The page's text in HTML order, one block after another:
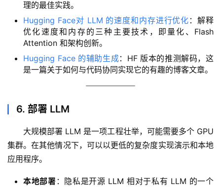
理的最佳实践。
Hugging Face对 LLM 的速度和内存进行优化 ：解释
优化速度和内存的三种主要技术，即量化、Flash
Attention 和架构创新。
Hugging Face 的辅助生成：HF 版本的推测解码，这
是一篇关于如何与代码协同实现它的有趣的博客文章。
6. 部署 LLM
大规模部署 LLM 是一项工程壮举，可能需要多个 GPU
集群。在其他情况下，可以以更低的复杂度实现演示和本地
应用程序。
本地部署 ：隐私是开源 LLM 相对于私有 LLM 的一个